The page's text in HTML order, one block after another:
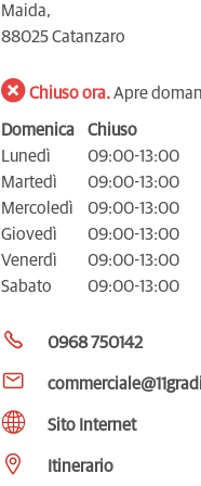
Maida,
88025 Catanzaro
Chiuso ora.Apre
Domenica
Chiuso
Lunedì
09:00-13:00
Martedì
09:00-13:00
Mercoledì
09:00-13:00
Giovedì
09:00-13:00
Venerdì
09:00-13:00
Sabato
09:00-13:00
0968 750142
Sito Internet
Itinerario